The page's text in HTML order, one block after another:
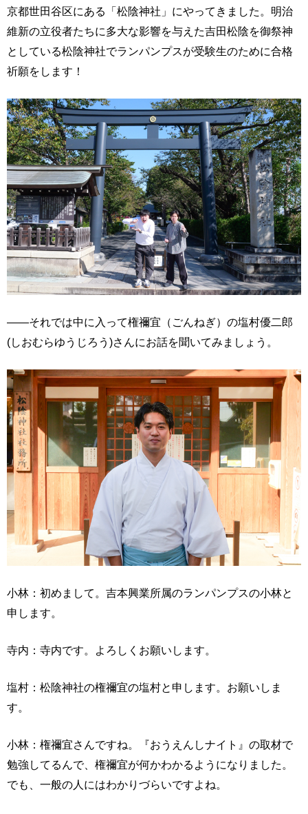
京都世田谷区にある「松陰神社」にやってきました。明治
維新の立役者たちに多大な影響を与えた吉田松陰を御祭神
としている松陰神社でランパンプスが受験生のために合格
祈願をします！
――それでは中に入って権禰宜（ごんねぎ）の塩村優二郎
(しおむらゆうじろう)さんにお話を聞いてみましょう。
小林：初めまして。吉本興業所属のランパンプスの小林と
申します。
寺内：寺内です。よろしくお願いします。
塩村：松陰神社の権禰宜の塩村と申します。お願いしま
す。
小林：権禰宜さんですね。『おうえんしナイト』の取材で
勉強してるんで、権禰宜が何かわかるようになりました。
でも、一般の人にはわかりづらいですよね。